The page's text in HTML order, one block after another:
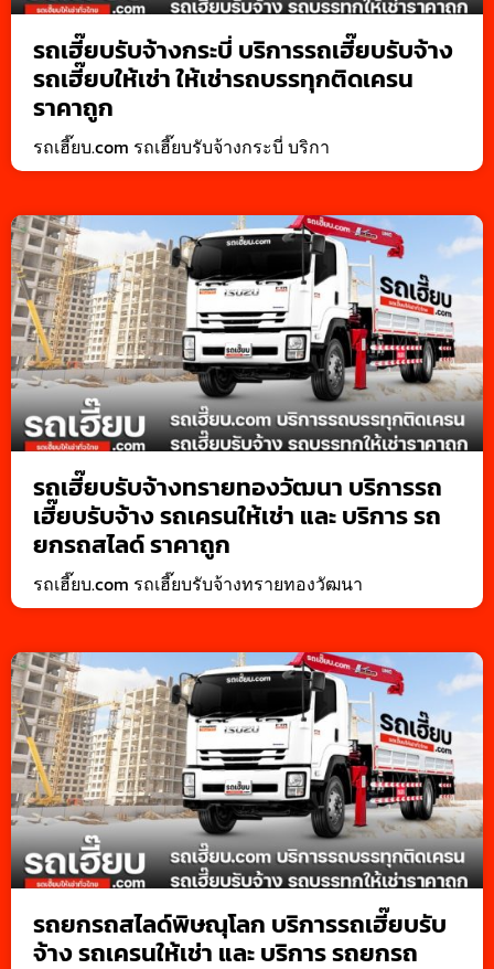
รถเฮี๊ยบรับจ้างกระบี่ บริการรถเฮี๊ยบรับจ้าง
รถเฮี๊ยบให้เช่า ให้เช่ารถบรรทุกติดเครน
ราคาถูก
รถเฮี๊ยบ.com รถเฮี๊ยบรับจ้างกระบี่ บริกา
รถเฮี๊ยบรับจ้างทรายทองวัฒนา บริการรถ
เฮี๊ยบรับจ้าง รถเครนให้เช่า และ บริการ รถ
ยกรถสไลด์ ราคาถูก
รถเฮี๊ยบ.com รถเฮี๊ยบรับจ้างทรายทองวัฒนา
รถยกรถสไลด์พิษณุโลก บริการรถเฮี๊ยบรับ
จ้าง รถเครนให้เช่า และ บริการ รถยกรถ